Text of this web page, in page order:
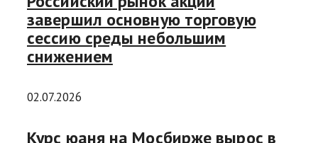
завершил основную торговую
сессию среды небольшим
снижением
02.07.2026
Курс юаня на Мосбирже вырос в